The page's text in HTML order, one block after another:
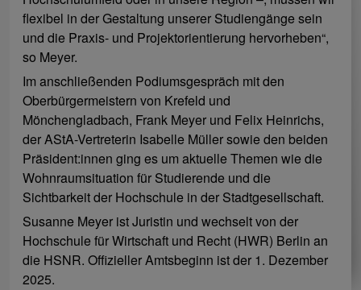
flexibel in der Gestaltung unserer Studiengänge sein
und die Praxis- und Projektorientierung hervorheben“,
so Meyer.
Im anschließenden Podiumsgespräch mit den
Oberbürgermeistern von Krefeld und
Mönchengladbach, Frank Meyer und Felix Heinrichs,
der AStA-Vertreterin Isabelle Müller sowie den beiden
Präsident:innen ging es um aktuelle Themen wie die
Wohnraumsituation für Studierende und die
Sichtbarkeit der Hochschule in der Stadtgesellschaft.
Susanne Meyer ist Juristin und wechselt von der
Hochschule für Wirtschaft und Recht (HWR) Berlin an
die HSNR. Offizieller Amtsbeginn ist der 1. Dezember
2025.